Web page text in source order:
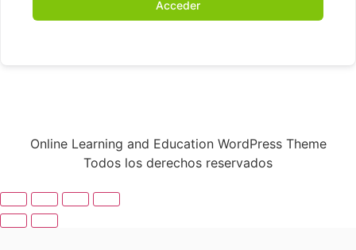
Acceder
Online Learning and Education WordPress Theme
Todos los derechos reservados